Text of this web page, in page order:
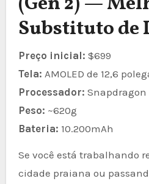
Substituto de
Preço inicial: $699
Tela: AMOLED de 12,6
Processador: Snapdragon
Peso: ~620g
Bateria: 10.200mAh
Se você está trabalhando
cidade praiana ou